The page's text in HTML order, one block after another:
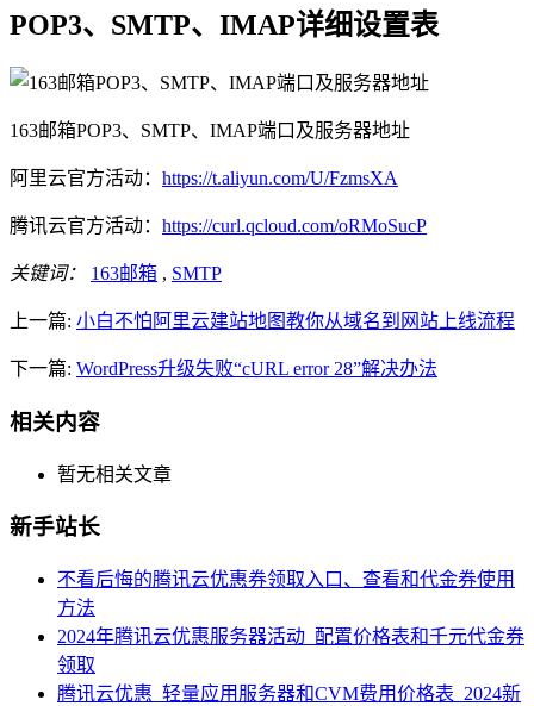
POP3、SMTP、IMAP详细设置表
163邮箱POP3、SMTP、IMAP端口及服务器地址
阿里云官方活动： https://t.aliyun.com/U/FzmsXA
腾讯云官方活动： https://curl.qcloud.com/oRMoSucP
关键词： 163邮箱 , SMTP
上一篇: 小白不怕阿里云建站地图教你从域名到网站上线流程
下一篇: WordPress升级失败“cURL error 28”解决办法
相关内容
暂无相关文章
新手站长
不看后悔的腾讯云优惠券领取入口、查看和代金券使用
方法
2024年腾讯云优惠服务器活动_配置价格表和千元代金券
领取
腾讯云优惠_轻量应用服务器和CVM费用价格表_2024新